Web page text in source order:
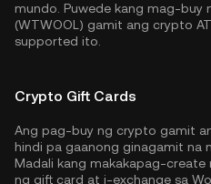
mundo. Puwede kang mag-buy
(WTWOOL) gamit ang crypto
supported ito.
Crypto Gift Cards
Ang pag-buy ng crypto gamit
hindi pa gaanong ginagamit na
Madali kang makakapag-
ng gift card at i-exchange sa